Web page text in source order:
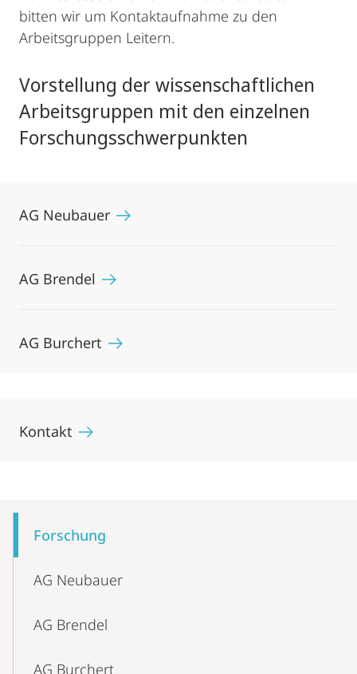
bitten wir um Kontaktaufnahme zu den
Arbeitsgruppen Leitern.
Vorstellung der wissenschaftlichen
Arbeitsgruppen mit den einzelnen
Forschungsschwerpunkten
AG Neubauer
AG Brendel
AG Burchert
Kontakt
NavigationForschung
AG Neubauer
AG Brendel
AG Burchert